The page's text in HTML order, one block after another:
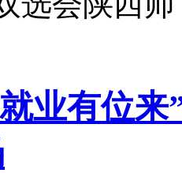
业有位